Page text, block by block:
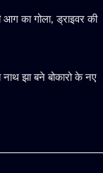
का गोला, ड्राइवर की
झा बने बोकारो के नए